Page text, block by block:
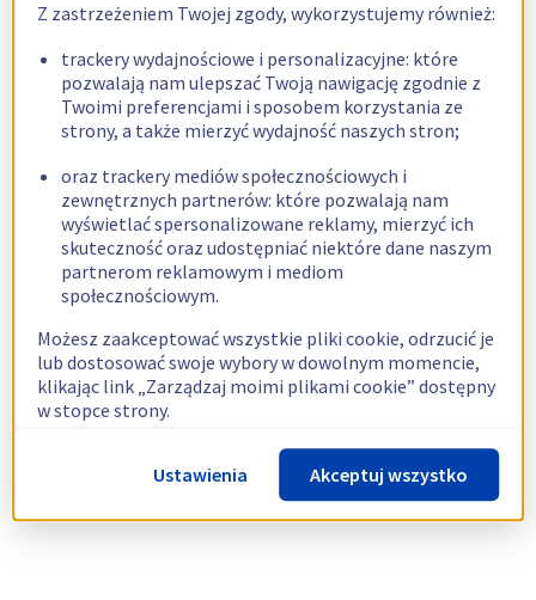
Z zastrzeżeniem Twojej zgody, wykorzystujemy również:
trackery wydajnościowe i personalizacyjne: które
pozwalają nam ulepszać Twoją nawigację zgodnie z
Twoimi preferencjami i sposobem korzystania ze
strony, a także mierzyć wydajność naszych stron;
oraz trackery mediów społecznościowych i
zewnętrznych partnerów: które pozwalają nam
wyświetlać spersonalizowane reklamy, mierzyć ich
skuteczność oraz udostępniać niektóre dane naszym
partnerom reklamowym i mediom
społecznościowym.
Możesz zaakceptować wszystkie pliki cookie, odrzucić je
lub dostosować swoje wybory w dowolnym momencie,
klikając link „Zarządzaj moimi plikami cookie” dostępny
w stopce strony.
Więcej informacji znajdziesz w naszejpolityce
dotyczącej wykorzystywania plików cookie.
Ustawienia Akceptuj wszystko